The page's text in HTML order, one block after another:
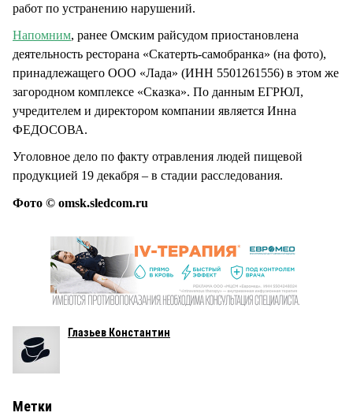
работ по устранению нарушений.
Напомним, ранее Омским райсудом приостановлена
деятельность ресторана «Скатерть-самобранка» (на фото),
принадлежащего ООО «Лада» (ИНН 5501261556) в этом же
загородном комплексе «Сказка». По данным ЕГРЮЛ,
учредителем и директором компании является Инна
ФЕДОСОВА.
Уголовное дело по факту отравления людей пищевой
продукцией 19 декабря – в стадии расследования.
Фото © omsk.sledcom.ru
Глазьев Константин
Метки